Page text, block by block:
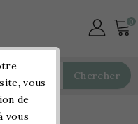
0
Chercher
vous
de
vous